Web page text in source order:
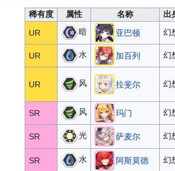
稀有度 属性 名称 出
UR
暗 亚巴顿 幻
UR 水 加百列 幻
UR 风 拉斐尔 幻
SR
风 玛门 幻
SR 光 萨麦尔 幻
SR 水 阿斯莫德 幻